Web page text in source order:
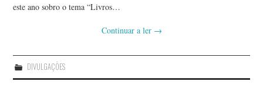
este ano sobro o tema “Livros…
Continuar a ler →
DIVULGAÇÕES